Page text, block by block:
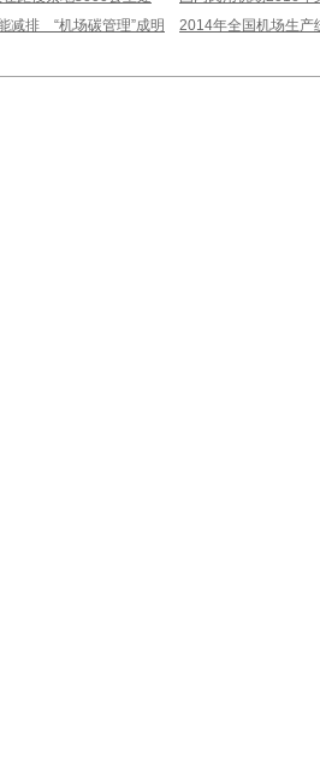
减排 “机场碳管理”成明
2014年全国机场生产